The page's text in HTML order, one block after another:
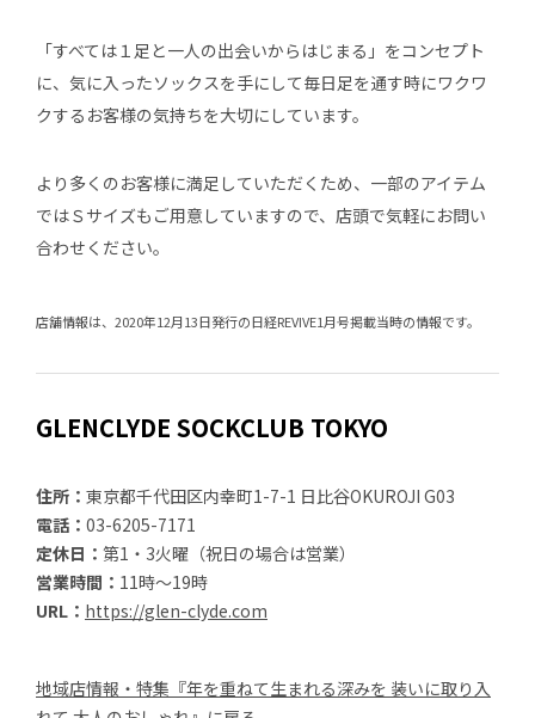
「すべては１足と一人の出会いからはじまる」をコンセプト
に、気に入ったソックスを手にして毎日足を通す時にワクワ
クするお客様の気持ちを大切にしています。
より多くのお客様に満足していただくため、一部のアイテム
ではＳサイズもご用意していますので、店頭で気軽にお問い
合わせください。
店舗情報は、2020年12月13日発行の日経REVIVE1月号掲載当時の情報です。
GLENCLYDE SOCKCLUB TOKYO
住所： 東京都千代田区内幸町1-7-1 日比谷OKUROJI G03
電話： 03-6205-7171
定休日： 第1・3火曜（祝日の場合は営業）
営業時間： 11時〜19時
URL： https://glen-clyde.com
地域店情報・特集『年を重ねて生まれる深みを 装いに取り入